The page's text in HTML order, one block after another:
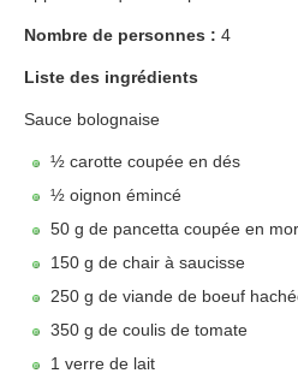
Nombre de personnes : 4
Liste des ingrédients
Sauce bolognaise
½ carotte coupée en dés
½ oignon émincé
50 g de pancetta coupée en
150 g de chair à saucisse
250 g de viande de boeuf
350 g de coulis de tomate
1 verre de lait